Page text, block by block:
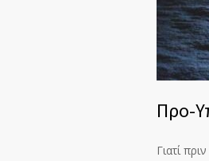
Προ-
Γιατί